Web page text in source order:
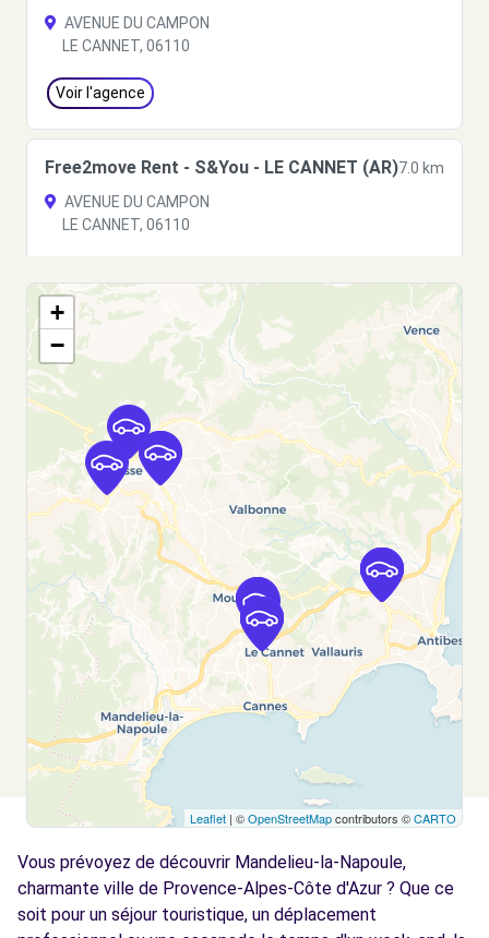
AVENUE DU CAMPON
LE CANNET, 06110
Voir l'agence
Free2move Rent - S&You - LE CANNET (AR)7.0 km
AVENUE DU CAMPON
LE CANNET, 06110
Free2move Rent - GROUPE CHOPARD -
MOUGINS (O)
7.3
235 ROUTE DU CANNET
MOUGINS, 06250
Voir l'agence
Free2move Rent - CHOPARD CANNES SCP -
MOUGINS (P)
7.3
km
235 ROUTE DU CANNET
MOUGINS, 06250
Voir l'agence
Free2move Rent - CHOPARD CANNES SCC -
MOUGINS (C)
235 ROUTE DU CANNET
MOUGINS, 06250
Voir l'agence
+
−
Leaflet | ©OpenStreetMapcontributors ©CARTO
Vous prévoyez de découvrir Mandelieu-la-Napoule,
charmante ville de Provence-Alpes-Côte d'Azur ? Que ce
soit pour un séjour touristique, un déplacement